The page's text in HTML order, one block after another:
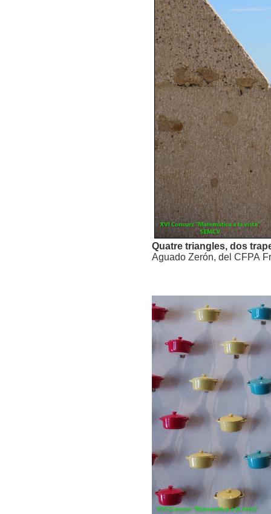
Quatre triangles, dos
Aguado Zerón, del CFPA